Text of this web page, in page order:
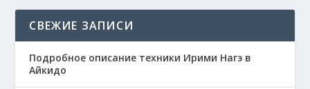
СВЕЖИЕ ЗАПИСИ
Подробное описание техники Ирими Нагэ в
Айкидо